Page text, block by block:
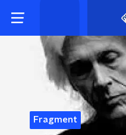
Fragment